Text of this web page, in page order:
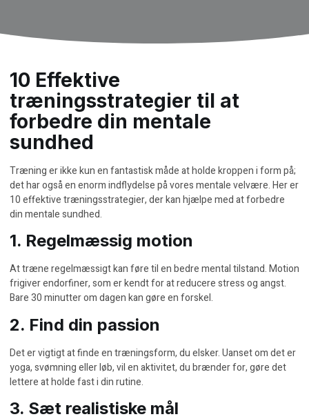
10 Effektive
træningsstrategier til at
forbedre din mentale
sundhed
Træning er ikke kun en fantastisk måde at holde kroppen i form på;
det har også en enorm indflydelse på vores mentale velvære. Her er
10 effektive træningsstrategier, der kan hjælpe med at forbedre
din mentale sundhed.
1. Regelmæssig motion
At træne regelmæssigt kan føre til en bedre mental tilstand. Motion
frigiver endorfiner, som er kendt for at reducere stress og angst.
Bare 30 minutter om dagen kan gøre en forskel.
2. Find din passion
Det er vigtigt at finde en træningsform, du elsker. Uanset om det er
yoga, svømning eller løb, vil en aktivitet, du brænder for, gøre det
lettere at holde fast i din rutine.
3. Sæt realistiske mål